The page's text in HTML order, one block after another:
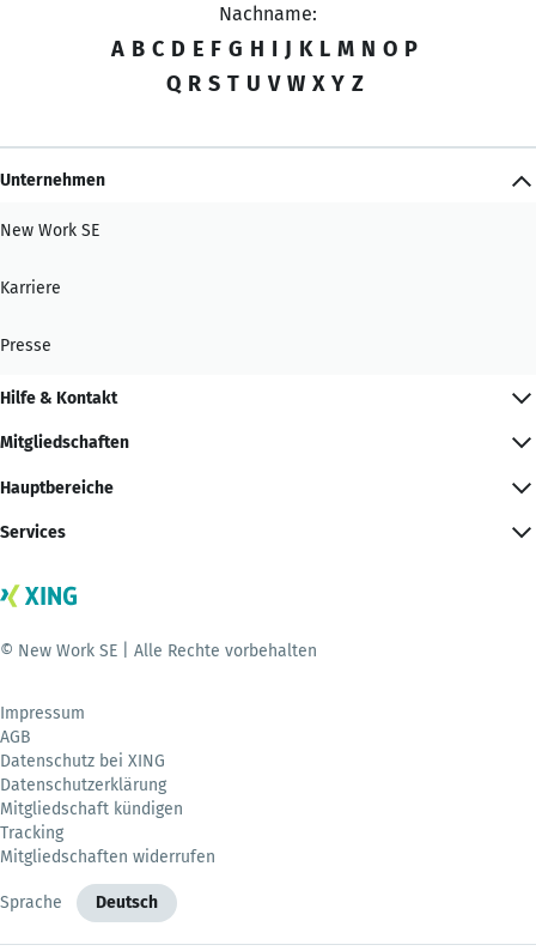
Nachname:
A B C D E F G H I J K L M N O P
Q R S T U V W X Y Z
Unternehmen
New Work SE
Karriere
Presse
Hilfe & Kontakt
Mitgliedschaften
Hauptbereiche
Services
© New Work SE | Alle Rechte vorbehalten
Impressum
AGB
Datenschutz bei XING
Datenschutzerklärung
Mitgliedschaft kündigen
Tracking
Mitgliedschaften widerrufen
Sprache Deutsch